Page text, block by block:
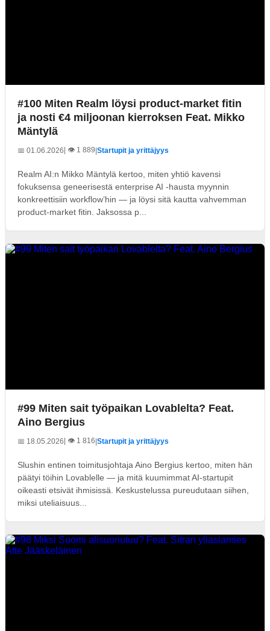
#100 Miten Realm löysi product-market fitin
ja nosti €4 miljoonan kierroksen Feat. Mikko
Mäntylä
📅 01.06.2026| 👁️ 1 889 Startupit ja yrittäjyys
Realm AI:n Mikko Mäntylä kertoo, miten yhtiö kavensi
fokuksensa geneerisestä enterprise AI -hausta myynnin
konkreettisiin workflow’hin — ja löysi sitä kautta vahvemman
product-market fitin. Jaksossa p...
#99 Miten sait työpaikan Lovablelta? Feat.
Aino Bergius
📅 18.05.2026| 👁️ 1 816 Startupit ja yrittäjyys
Slushin entinen toimitusjohtaja Aino Bergius kertoo, miten hän
päätyi töihin Lovablelle — ja mitä kuumimmat AI-startupit
oikeasti etsivät ihmisissä. Keskustelussa pureudutaan siihen,
miksi uteliaisuus...